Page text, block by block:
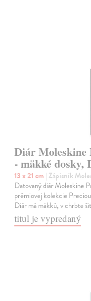
Diár Moleskine
- mäkké dosky,
13 x 21 cm | Zápisník
Datovaný diár Moleskine
prémiovej kolekcie
Diár má mäkkú, v chrbte
titul je vypredaný